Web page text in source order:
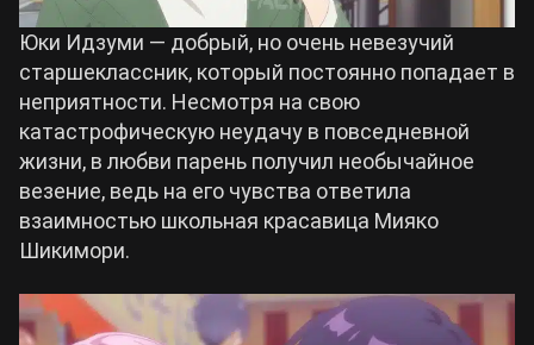
Юки Идзуми — добрый, но очень невезучий
старшеклассник, который постоянно попадает в
неприятности. Несмотря на свою
катастрофическую неудачу в повседневной
жизни, в любви парень получил необычайное
везение, ведь на его чувства ответила
взаимностью школьная красавица Мияко
Шикимори.